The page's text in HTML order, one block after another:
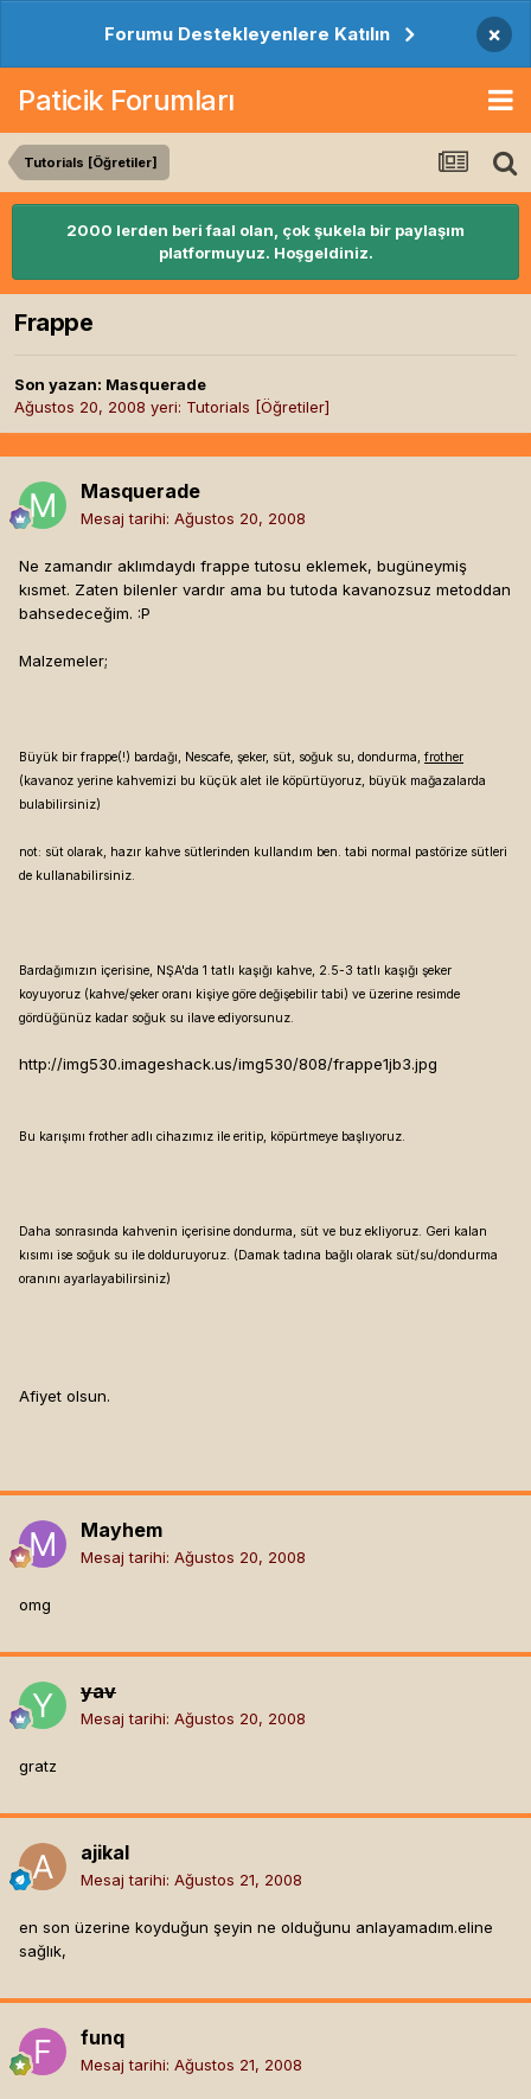
Forumu Destekleyenlere Katılın ×
Paticik Forumları
Tutorials [Öğretiler]
2000 lerden beri faal olan, çok şukela bir paylaşım
platformuyuz. Hoşgeldiniz.
Frappe
Son yazan: Masquerade
Ağustos 20, 2008 yeri: Tutorials [Öğretiler]
Masquerade
Mesaj tarihi: Ağustos 20, 2008
Ne zamandır aklımdaydı frappe tutosu eklemek, bugüneymiş
kısmet. Zaten bilenler vardır ama bu tutoda kavanozsuz metoddan
bahsedeceğim. :P
Malzemeler;
Büyük bir frappe(!) bardağı, Nescafe, şeker, süt, soğuk su, dondurma, frother
(kavanoz yerine kahvemizi bu küçük alet ile köpürtüyoruz, büyük mağazalarda
bulabilirsiniz)
not: süt olarak, hazır kahve sütlerinden kullandım ben. tabi normal pastörize sütleri
de kullanabilirsiniz.
Bardağımızın içerisine, NŞA'da 1 tatlı kaşığı kahve, 2.5-3 tatlı kaşığı şeker
koyuyoruz (kahve/şeker oranı kişiye göre değişebilir tabi) ve üzerine resimde
gördüğünüz kadar soğuk su ilave ediyorsunuz.
http://img530.imageshack.us/img530/808/frappe1jb3.jpg
Bu karışımı frother adlı cihazımız ile eritip, köpürtmeye başlıyoruz.
Daha sonrasında kahvenin içerisine dondurma, süt ve buz ekliyoruz. Geri kalan
kısımı ise soğuk su ile dolduruyoruz. (Damak tadına bağlı olarak süt/su/dondurma
oranını ayarlayabilirsiniz)
Afiyet olsun.
Mayhem
Mesaj tarihi: Ağustos 20, 2008
omg
yav
Mesaj tarihi: Ağustos 20, 2008
gratz
ajikal
Mesaj tarihi: Ağustos 21, 2008
en son üzerine koyduğun şeyin ne olduğunu anlayamadım.eline
sağlık,
funq
Mesaj tarihi: Ağustos 21, 2008